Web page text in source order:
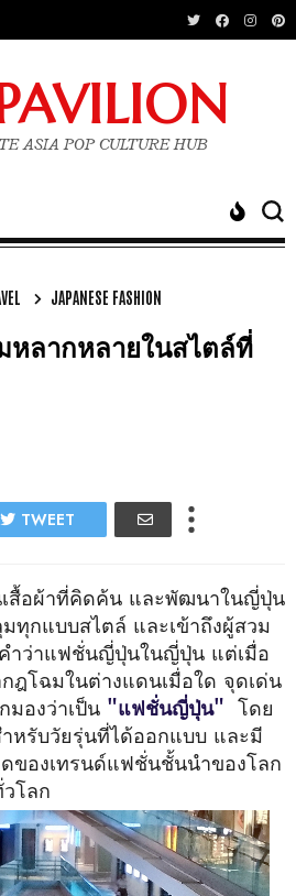
ASIA POP CULTURE HUB
JAPANESE FASHION
ลากหลายในสไตล์ที่
TWEET
สื้อผ้าที่คิดค้น และพัฒนาในญี่ปุ่น
ทุกแบบสไตล์ และเข้าถึงผู้สวม
ำว่าแฟชั่นญี่ปุ่นในญี่ปุ่น แต่เมื่อ
ฎโฉมในต่างแดนเมื่อใด จุดเด่น
มองว่าเป็น "แฟชั่นญี่ปุ่น" โดย
ำหรับวัยรุ่นที่ได้ออกแบบ และมี
ของเทรนด์แฟชั่นชั้นนำของโลก
โลก